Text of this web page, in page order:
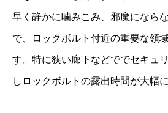
早く静かに噛みこみ、邪魔になら
で、ロックボルト付近の重要な領
す。特に狭い廊下などででセキュ
しロックボルトの露出時間が大幅